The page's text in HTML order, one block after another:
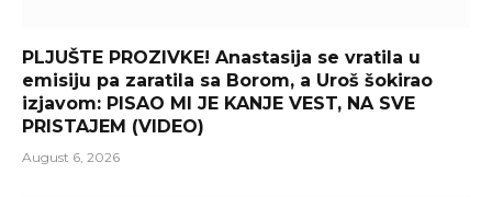
PLJUŠTE PROZIVKE! Anastasija se vratila u
emisiju pa zaratila sa Borom, a Uroš šokirao
izjavom: PISAO MI JE KANJE VEST, NA SVE
PRISTAJEM (VIDEO)
August 6, 2026